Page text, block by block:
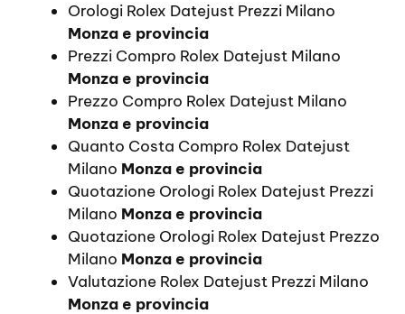
Orologi Rolex Datejust Prezzi Milano
Monza e provincia
Prezzi Compro Rolex Datejust Milano
Monza e provincia
Prezzo Compro Rolex Datejust Milano
Monza e provincia
Quanto Costa Compro Rolex Datejust
Milano Monza e provincia
Quotazione Orologi Rolex Datejust Prezzi
Milano Monza e provincia
Quotazione Orologi Rolex Datejust Prezzo
Milano Monza e provincia
Valutazione Rolex Datejust Prezzi Milano
Monza e provincia